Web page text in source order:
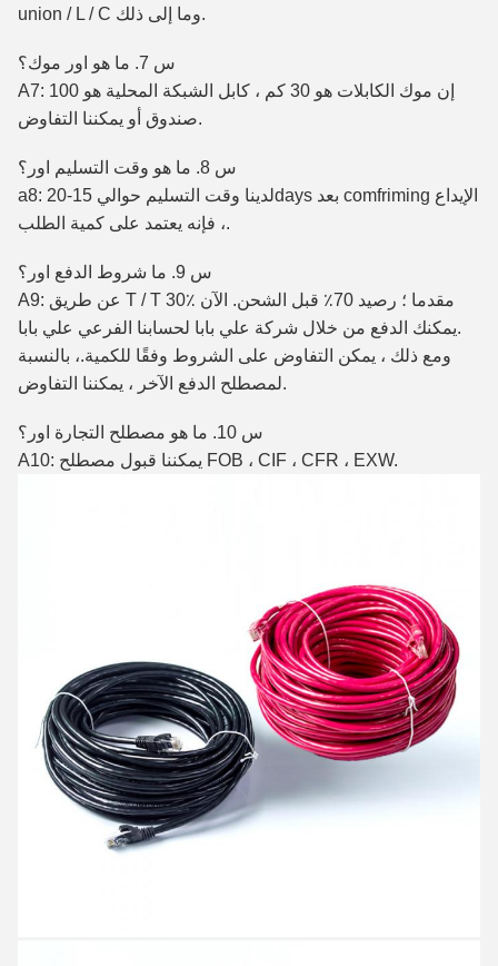
union / L / C وما إلى ذلك.
س 7.
ما هو اور موك؟
A7: إن موك الكابلات هو 30 كم ، كابل الشبكة المحلية هو 100
صندوق أو يمكننا التفاوض.
س 8.
ما هو وقت التسليم اور؟
a8: لدينا وقت التسليم حوالي 15-20days بعد comfriming الإيداع
، فإنه يعتمد على كمية الطلب.
س 9.
ما شروط الدفع اور؟
A9: عن طريق T / T 30٪ مقدما ؛ رصيد 70٪ قبل الشحن.
الآن
يمكنك الدفع من خلال شركة علي بابا لحسابنا الفرعي علي بابا.
ومع ذلك ، يمكن التفاوض على الشروط وفقًا للكمية.، بالنسبة
لمصطلح الدفع الآخر ، يمكننا التفاوض.
س 10.
ما هو مصطلح التجارة اور؟
A10: يمكننا قبول مصطلح FOB ، CIF ، CFR ، EXW.